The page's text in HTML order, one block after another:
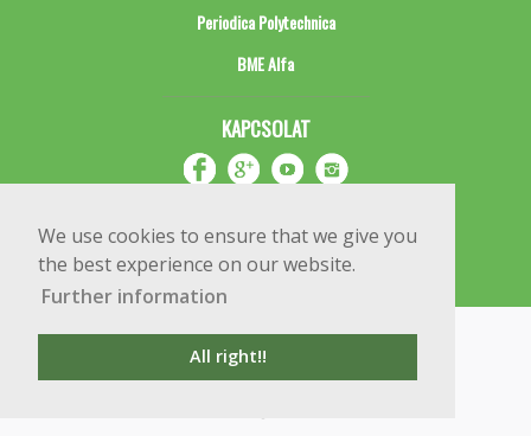
We use cookies to ensure that we give you
the best experience on our website.
Further information
All right!!
Periodica Polytechnica
BME Alfa
KAPCSOLAT
Copyright © 2020 BME Építőmérnöki Kar
1111 Budapest, Műegyetem rkp. 3.